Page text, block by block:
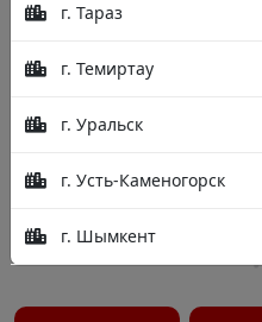
г. Тараз
г. Темиртау
г. Уральск
г. Усть-Каменогорск
г. Шымкент